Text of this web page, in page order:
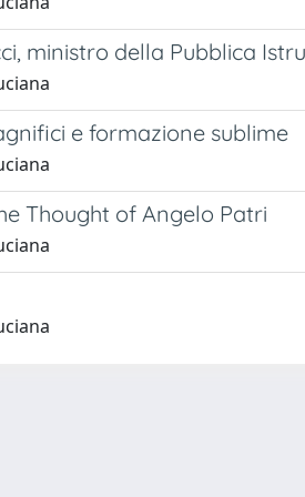
ministro della Pubblica
e formazione sublime
Thought of Angelo Patri